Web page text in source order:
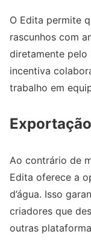
O Edita permite
rascunhos com
diretamente pelo
incentiva
trabalho em
Ao contrário de
Edita oferece a
d’água. Isso
criadores que
outras